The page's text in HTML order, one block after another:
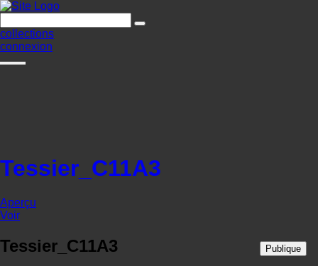
collections
connexion
Tessier_C11A3
Aperçu
Voir
Tessier_C11A3 Publique